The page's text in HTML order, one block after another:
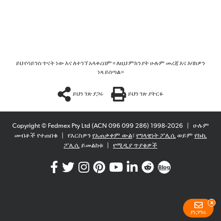
ይህ የሳይንስ ጥናት ነው እና ለተገኘ አላቀረበም። ለዚህ ምክንያት ሁሉም መረጃ እና እባክዎን
ነጻ ይሰጣል።
ይህን ገጽ ያጋሩ ይህን ገጽ ያትርፉ
Copyright © Fedmex Pty Ltd (ACN 096 099 286) 1998-2026
ሁሉም
መብቶች የተጠበቁ
የእርስዎን የአጠቃቀም ውል፣ የግላዊነት ፖሊሲ ወይም የኩኪ
ፖሊሲ ይመልከቱ የሚዲያ ጥያቄዎች
Blog
ያነጋግሩ
x